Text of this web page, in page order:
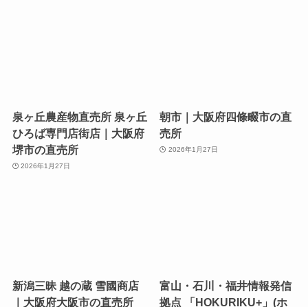
泉ヶ丘農産物直売所 泉ヶ丘
ひろば専門店街店｜大阪府
堺市の直売所
2026年1月27日
朝市｜大阪府四條畷市の直
売所
2026年1月27日
新潟三昧 越の蔵 雪國商店
｜大阪府大阪市の直売所
富山・石川・福井情報発信
拠点 「HOKURIKU+」(ホ